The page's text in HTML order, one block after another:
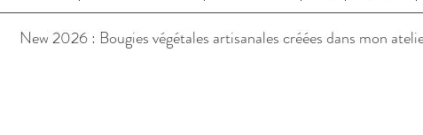
New 2026 : Bougies végétales artisanales créées dans mon